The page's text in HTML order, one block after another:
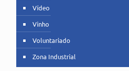
Vídeo
Vinho
Voluntariado
Zona Industrial